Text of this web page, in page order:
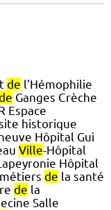
de l'Hémophilie
Ganges Crèche
Espace
historique
Hôpital Gui
Ville-Hôpital
Hôpital
de la santé
de la
Salle